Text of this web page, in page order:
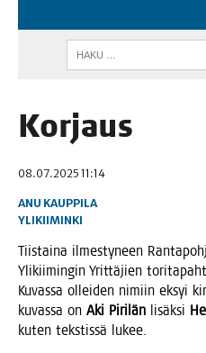
Kor­jaus
08.07.2025 11:14
ANU KAUPPILA
YLIKIIMINKI
Tiis­tai­na ilmes­ty­neen
Yli­kii­min­gin Yrit­tä­jien
Kuvas­sa ollei­den nimiin eksyi
kuvas­sa on Aki Piri­län lisäk­si
kuten teks­tis­sä lukee.